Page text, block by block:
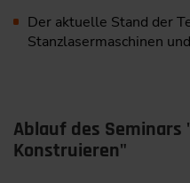
Der aktuelle Stand der
Stanzlasermaschinen
Ablauf des Seminars
Konstruieren"